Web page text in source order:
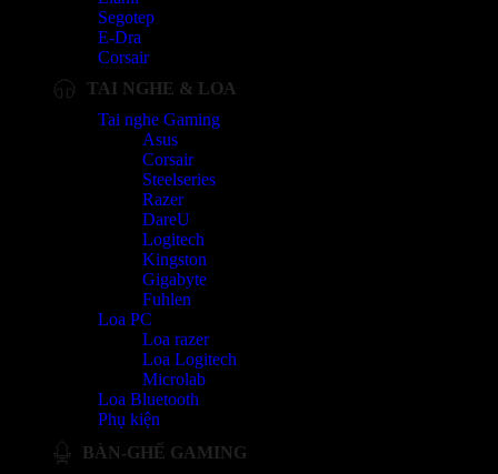
Segotep
E-Dra
Corsair
TAI NGHE & LOA
Tai nghe Gaming
Asus
Corsair
Steelseries
Razer
DareU
Logitech
Kingston
Gigabyte
Fuhlen
Loa PC
Loa razer
Loa Logitech
Microlab
Loa Bluetooth
Phụ kiện
BÀN-GHẾ GAMING